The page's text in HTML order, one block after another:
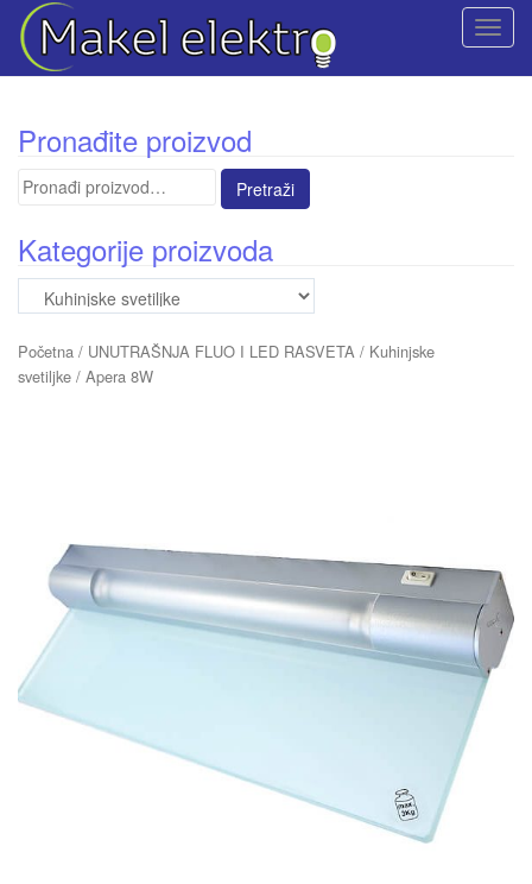
T
Pronađite proizvod
Pretraga
Kategorije proizvoda
Početna / UNUTRAŠNJA FLUO I LED RASVETA / Kuhinjske
svetiljke / Apera 8W